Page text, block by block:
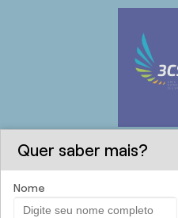
Quer saber mais?
Nome